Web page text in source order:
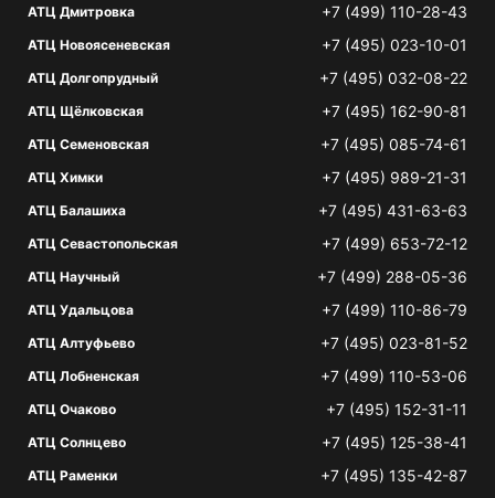
АТЦ Дмитровка +7 (499) 110-28-43
АТЦ Новоясеневская +7 (495) 023-10-01
АТЦ Долгопрудный +7 (495) 032-08-22
АТЦ Щёлковская +7 (495) 162-90-81
АТЦ Семеновская +7 (495) 085-74-61
АТЦ Химки +7 (495) 989-21-31
АТЦ Балашиха +7 (495) 431-63-63
АТЦ Севастопольская +7 (499) 653-72-12
АТЦ Научный +7 (499) 288-05-36
АТЦ Удальцова +7 (499) 110-86-79
АТЦ Алтуфьево +7 (495) 023-81-52
АТЦ Лобненская +7 (499) 110-53-06
АТЦ Очаково +7 (495) 152-31-11
АТЦ Солнцево +7 (495) 125-38-41
АТЦ Раменки +7 (495) 135-42-87